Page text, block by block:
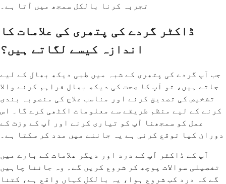
تجربہ کرنا بالکل سمجھ میں آتا ہے۔
ڈاکٹر گردے کی پتھری کی علامات کا
اندازہ کیسے لگاتے ہیں؟
جب آپ گردے کی پتھری کے شبہ میں طبی دیکھ بھال کے لیے
جاتے ہیں، تو آپ کا صحت کی دیکھ بھال فراہم کرنے والا
تشخیص کی تصدیق کرنے اور مناسب علاج کی منصوبہ بندی
کرنے کے لیے منظم طریقے سے معلومات اکٹھی کرے گا۔ اس
عمل کو سمجھنا آپ کو تیاری کرنے اور آپ کے وزٹ کے
دوران کیا توقع کرنی ہے یہ جاننے میں مدد کر سکتا ہے۔
آپ کے ڈاکٹر آپ کے درد اور دیگر علامات کے بارے میں
تفصیلی سوالات پوچھ کر شروع کریں گے۔ وہ جاننا چاہیں
گے کہ درد کب شروع ہوا، یہ بالکل کہاں واقع ہے، کتنا